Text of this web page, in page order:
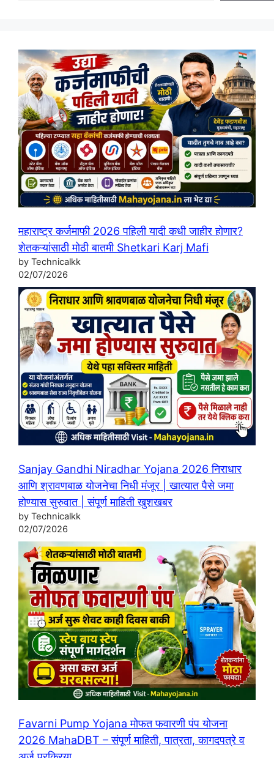
महाराष्ट्र कर्जमाफी 2026 पहिली यादी कधी जाहीर होणार?
शेतकऱ्यांसाठी मोठी बातमी Shetkari Karj Mafi
by Technicalkk
02/07/2026
Sanjay Gandhi Niradhar Yojana 2026 निराधार
आणि श्रावणबाळ योजनेचा निधी मंजूर | खात्यात पैसे जमा
होण्यास सुरुवात | संपूर्ण माहिती खुशखबर
by Technicalkk
02/07/2026
Favarni Pump Yojana मोफत फवारणी पंप योजना
2026 MahaDBT – संपूर्ण माहिती, पात्रता, कागदपत्रे व